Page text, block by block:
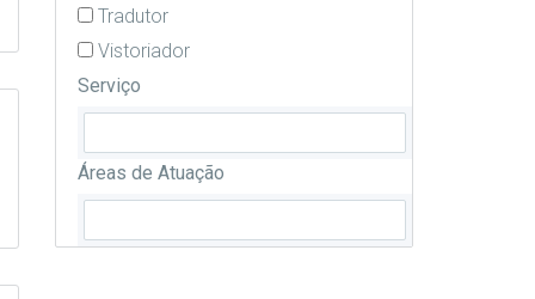
Tradutor
Vistoriador
Serviço
Áreas de Atuação